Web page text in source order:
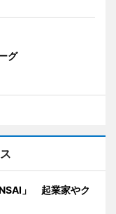
グ
」 起業家やク